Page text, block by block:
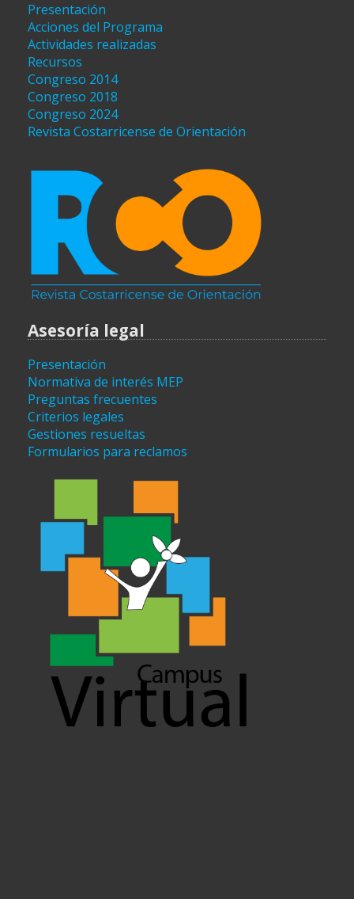
Presentación
Acciones del Programa
Actividades realizadas
Recursos
Congreso 2014
Congreso 2018
Congreso 2024
Revista Costarricense de Orientación
Asesoría legal
Presentación
Normativa de interés MEP
Preguntas frecuentes
Criterios legales
Gestiones resueltas
Formularios para reclamos